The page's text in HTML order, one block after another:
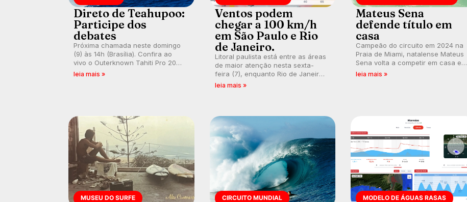
Direto de Teahupoo:
Participe dos
debates
Próxima chamada neste domingo
(9) às 14h (Brasília). Confira ao
vivo o Outerknown Tahiti Pro 2026
e participe dos comentários e
leia mais »
Ventos podem
chegar a 100 km/h
em São Paulo e Rio
de Janeiro.
Litoral paulista está entre as áreas
de maior atenção nesta sexta-
feira (7), enquanto Rio de Janeiro
também recebe alerta para ventos
leia mais »
Mateus Sena
defende título em
casa
Campeão do circuito em 2024 na
Praia de Miami, natalense Mateus
Sena volta a competir em casa em
busca de manter a hegemonia
leia mais »
MUSEU DO SURFE CIRCUITO MUNDIAL MODELO DE ÁGUAS RASAS